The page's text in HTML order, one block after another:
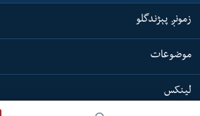
زمونږ پېژندگلو
موضوعات
لینکس